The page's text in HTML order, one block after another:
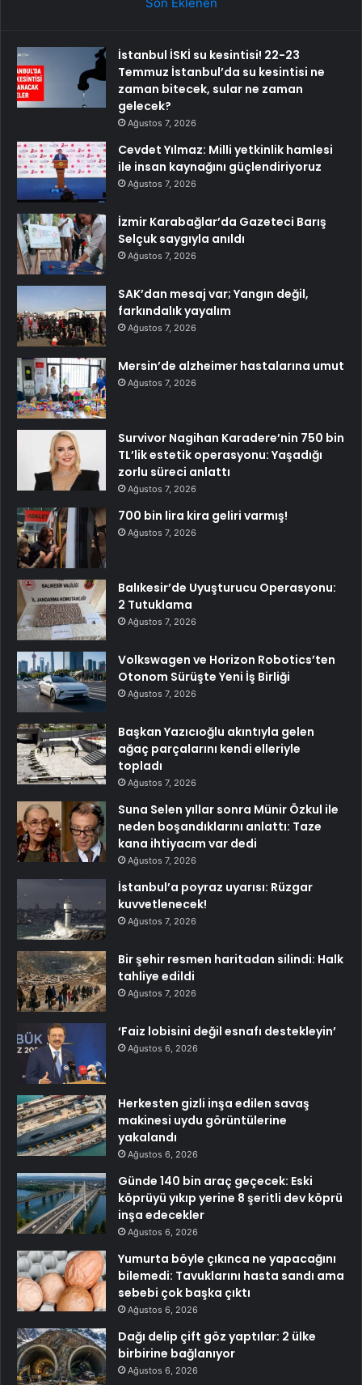
İstanbul İSKİ su kesintisi! 22-23
Temmuz İstanbul’da su kesintisi ne
zaman bitecek, sular ne zaman
gelecek?
Ağustos 7, 2026
Cevdet Yılmaz: Milli yetkinlik hamlesi
ile insan kaynağını güçlendiriyoruz
Ağustos 7, 2026
İzmir Karabağlar’da Gazeteci Barış
Selçuk saygıyla anıldı
Ağustos 7, 2026
SAK’dan mesaj var; Yangın değil,
farkındalık yayalım
Ağustos 7, 2026
Mersin’de alzheimer hastalarına umut
Ağustos 7, 2026
Survivor Nagihan Karadere’nin 750 bin
TL’lik estetik operasyonu: Yaşadığı
zorlu süreci anlattı
Ağustos 7, 2026
700 bin lira kira geliri varmış!
Ağustos 7, 2026
Balıkesir’de Uyuşturucu Operasyonu:
2 Tutuklama
Ağustos 7, 2026
Volkswagen ve Horizon Robotics’ten
Otonom Sürüşte Yeni İş Birliği
Ağustos 7, 2026
Başkan Yazıcıoğlu akıntıyla gelen
ağaç parçalarını kendi elleriyle
topladı
Ağustos 7, 2026
Suna Selen yıllar sonra Münir Özkul ile
neden boşandıklarını anlattı: Taze
kana ihtiyacım var dedi
Ağustos 7, 2026
İstanbul’a poyraz uyarısı: Rüzgar
kuvvetlenecek!
Ağustos 7, 2026
Bir şehir resmen haritadan silindi: Halk
tahliye edildi
Ağustos 7, 2026
‘Faiz lobisini değil esnafı destekleyin’
Ağustos 6, 2026
Herkesten gizli inşa edilen savaş
makinesi uydu görüntülerine
yakalandı
Ağustos 6, 2026
Günde 140 bin araç geçecek: Eski
köprüyü yıkıp yerine 8 şeritli dev köprü
inşa edecekler
Ağustos 6, 2026
Yumurta böyle çıkınca ne yapacağını
bilemedi: Tavuklarını hasta sandı ama
sebebi çok başka çıktı
Ağustos 6, 2026
Dağı delip çift göz yaptılar: 2 ülke
birbirine bağlanıyor
Ağustos 6, 2026